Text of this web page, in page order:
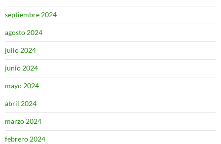
septiembre 2024
agosto 2024
julio 2024
junio 2024
mayo 2024
abril 2024
marzo 2024
febrero 2024